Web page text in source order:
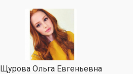
Щурова Ольга Евгеньевна